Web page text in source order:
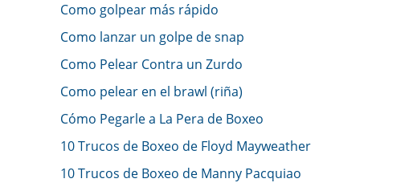
Como golpear más rápido
Como lanzar un golpe de snap
Como Pelear Contra un Zurdo
Como pelear en el brawl (riña)
Cómo Pegarle a La Pera de Boxeo
10 Trucos de Boxeo de Floyd Mayweather
10 Trucos de Boxeo de Manny Pacquiao